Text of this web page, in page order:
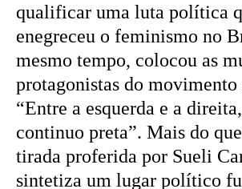
qualificar uma luta política
enegreceu o feminismo no
mesmo tempo, colocou as
protagonistas do movimento
“Entre a esquerda e a
continuo preta”. Mais do
tirada proferida por Sueli
sintetiza um lugar político